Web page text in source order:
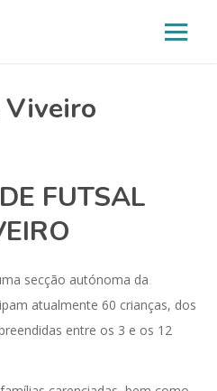
Viveiro
FUTSAL
secção autónoma da
atualmente 60 crianças, dos
entre os 3 e os 12